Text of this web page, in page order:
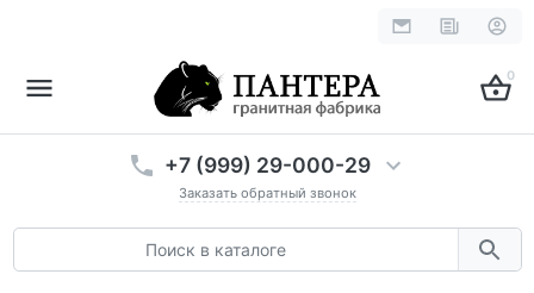
0
+7 (999) 29-000-29
Заказать обратный звонок